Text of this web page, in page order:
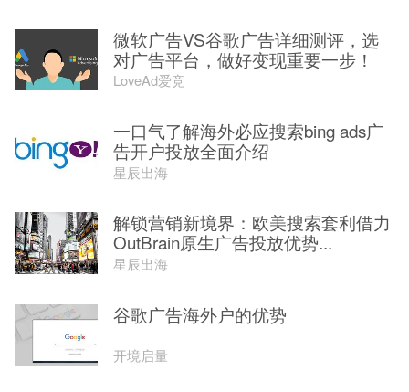
微软广告VS谷歌广告详细测评，选
对广告平台，做好变现重要一步！
LoveAd爱竞
一口气了解海外必应搜索bing ads广
告开户投放全面介绍
星辰出海
解锁营销新境界：欧美搜索套利借力
OutBrain原生广告投放优势...
星辰出海
谷歌广告海外户的优势
开境启量